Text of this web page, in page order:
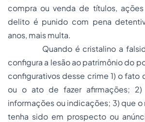
compra ou venda de títulos,
delito é punido com pena
anos, mais multa.
Quando é cristalino a
configura a lesão ao patrimônio do
configurativos desse crime 1) o fato
ou o ato de fazer afirmações;
informações ou indicações; 3) que o
tenha sido em prospecto ou